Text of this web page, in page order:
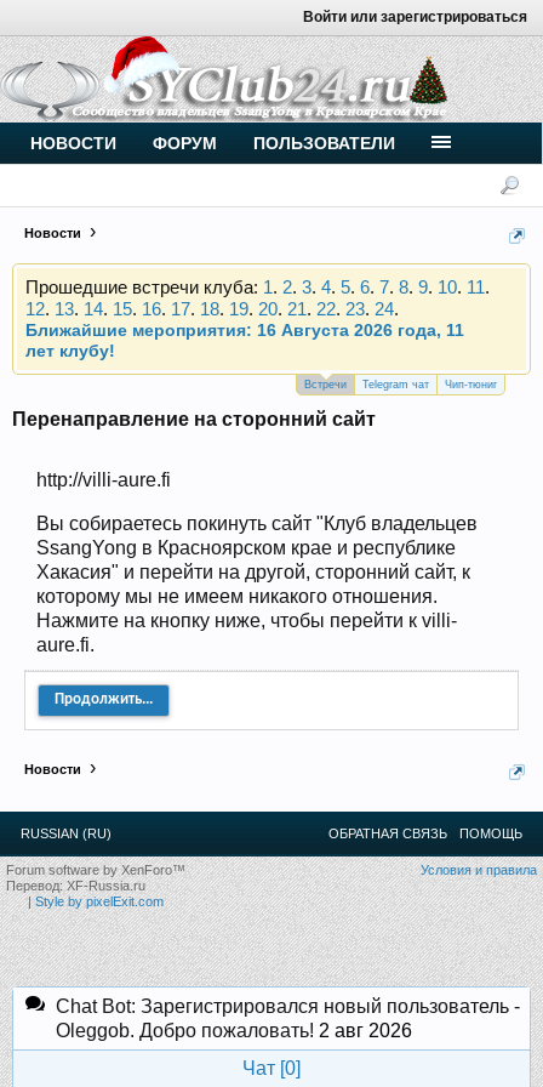
Войти или зарегистрироваться
Новости
Внимание, новые участники нашего клуба!
Основное общение происходит вTelegram-чате.
Присоединяйтесь.
Чип-тюнинг (прошивка) дизелей от
Vahmurka
12.13.14.15.16.17.18.19.20.21.22.23.24.
Ближайшие мероприятия: 16 Августа 2026 года, 11
лет клубу!
Внимание, новые участники нашего клуба!
Основное общение происходит вTelegram-чате.
Чип-тюнинг (прошивка) дизелей от
Прошедшие встречи клуба:1.2 .3.4 .5 .6.7.8.9.10
12.13.14.15.16.17.18 .19.20.21 22.23.24.
Ближайшие мероприятия: 16 Августа 2026 года, 11
лет клубу!
Встречи Telegram чат Чип-тюниг
Перенаправление на сторонний сайт
http://villi-aure.fi
Вы собираетесь покинуть сайт "Клуб владельцев
SsangYong в Красноярском крае и республике
Хакасия" и перейти на другой, сторонний сайт, к
которому мы не имеем никакого отношения.
Нажмите на кнопку ниже, чтобы перейти к villi-
aure.fi.
Продолжить...
Новости
НОВОСТИ ФОРУМ ПОЛЬЗОВАТЕЛИ
RUSSIAN (RU) ОБРАТНАЯ СВЯЗЬ ПОМОЩЬ
Условия и правила
Forum software by XenForo™
Перевод:XF-Russia.ru
|Style by pixelExit.com
Chat Bot: Зарегистрировался новый пользователь -
Oleggob. Добро пожаловать! 2 авг 2026
Чат [0]